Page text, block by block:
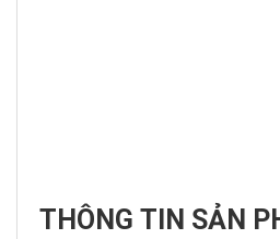
THÔNG TIN SẢN